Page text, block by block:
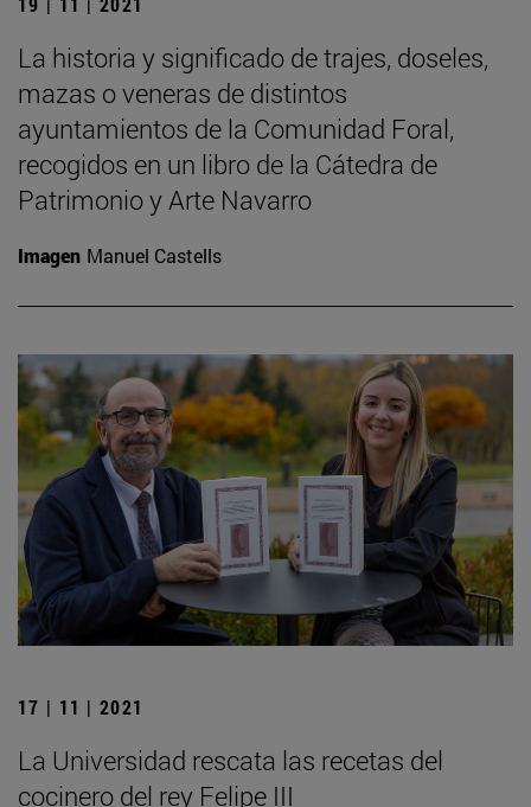
La historia y significado de trajes, doseles,
mazas o veneras de distintos
ayuntamientos de la Comunidad Foral,
recogidos en un libro de la Cátedra de
Patrimonio y Arte Navarro
Imagen Manuel Castells
17 | 11 | 2021
La Universidad rescata las recetas del
cocinero del rey Felipe III